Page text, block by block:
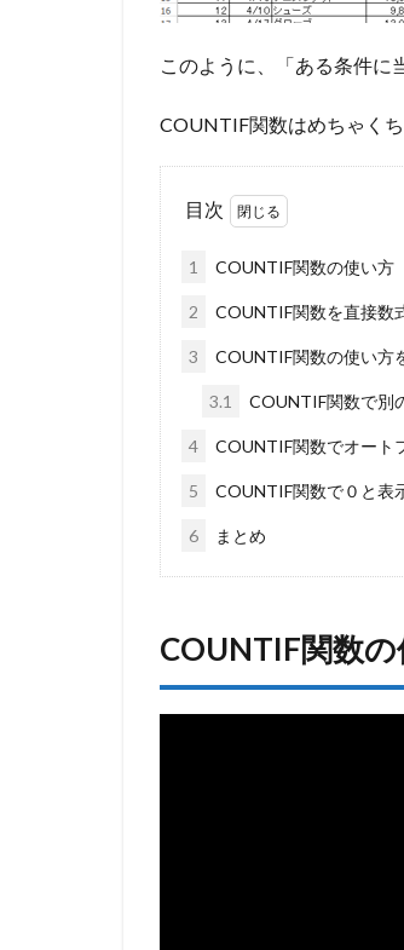
このように、「ある条件に
COUNTIF関数はめちゃく
目次
1 COUNTIF関数の使い方
2 COUNTIF関数を直接数
3 COUNTIF関数の使い方
3.1 COUNTIF関数で別
4 COUNTIF関数でオート
5 COUNTIF関数で０と表
6 まとめ
COUNTIF関数